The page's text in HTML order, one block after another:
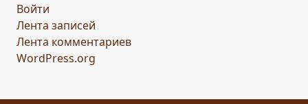
сомнение
мяч стирательная резинка
Войти
Лента записей
Лента комментариев
WordPress.org